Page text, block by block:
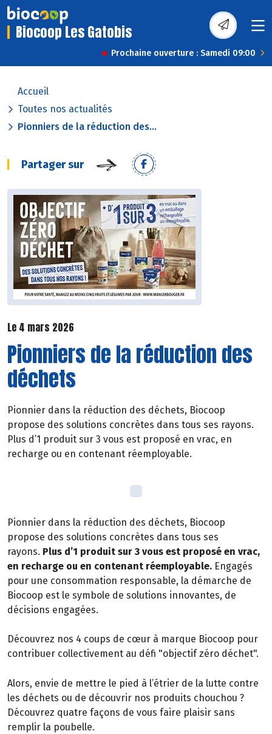
Biocoop Les Gatobis
Prochaine ouverture : Samedi 09:00
Accueil
Toutes nos actualités
Pionniers de la réduction des...
Partager sur
Le 4 mars 2026
Pionniers de la réduction des
déchets
Pionnier dans la réduction des déchets, Biocoop
propose des solutions concrètes dans tous ses rayons.
Plus d’1 produit sur 3 vous est proposé en vrac, en
recharge ou en contenant réemployable.
Pionnier dans la réduction des déchets, Biocoop
propose des solutions concrètes dans tous ses
rayons. Plus d’1 produit sur 3 vous est proposé en vrac,
en recharge ou en contenant réemployable. Engagés
pour une consommation responsable, la démarche de
Biocoop est le symbole de solutions innovantes, de
décisions engagées.
Découvrez nos 4 coups de cœur à marque Biocoop pour
contribuer collectivement au défi "objectif zéro déchet".
Alors, envie de mettre le pied à l’étrier de la lutte contre
les déchets ou de découvrir nos produits chouchou ?
Découvrez quatre façons de vous faire plaisir sans
remplir la poubelle.